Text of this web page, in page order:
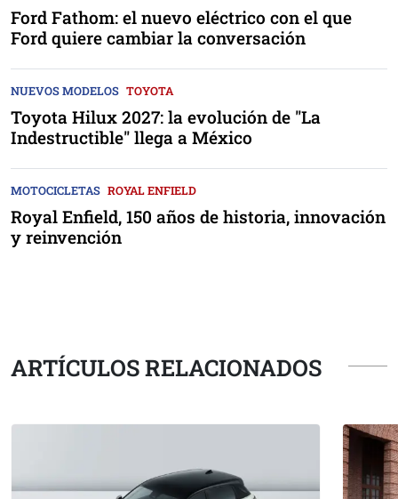
Ford Fathom: el nuevo eléctrico con el que
Ford quiere cambiar la conversación
NUEVOS MODELOS TOYOTA
Toyota Hilux 2027: la evolución de "La
Indestructible" llega a México
MOTOCICLETAS ROYAL ENFIELD
Royal Enfield, 150 años de historia, innovación
y reinvención
ARTÍCULOS RELACIONADOS